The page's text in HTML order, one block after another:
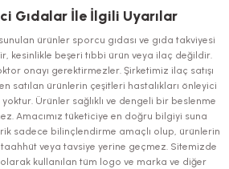
ederiz.
veya görüntülenemiyor.
bilgiler bulunuyor.
daha pahalı.
olmalı.
Gıdalar İle İlgili Uyarılar
ürünler sporcu gıdası ve gıda takviyesi
kesinlikle beşeri tıbbi ürün veya ilaç değildir.
onayı gerektirmezler. Şirketimiz ilaç satışı
satılan ürünlerin çeşitleri hastalıkları önleyici
Ürünler sağlıklı ve dengeli bir beslenme
Amacımız tüketiciye en doğru bilgiyi suna
sadece bilinçlendirme amaçlı olup, ürünlerin
taahhüt veya tavsiye yerine geçmez. Sitemizde
kullanılan tüm logo ve marka ve diğer